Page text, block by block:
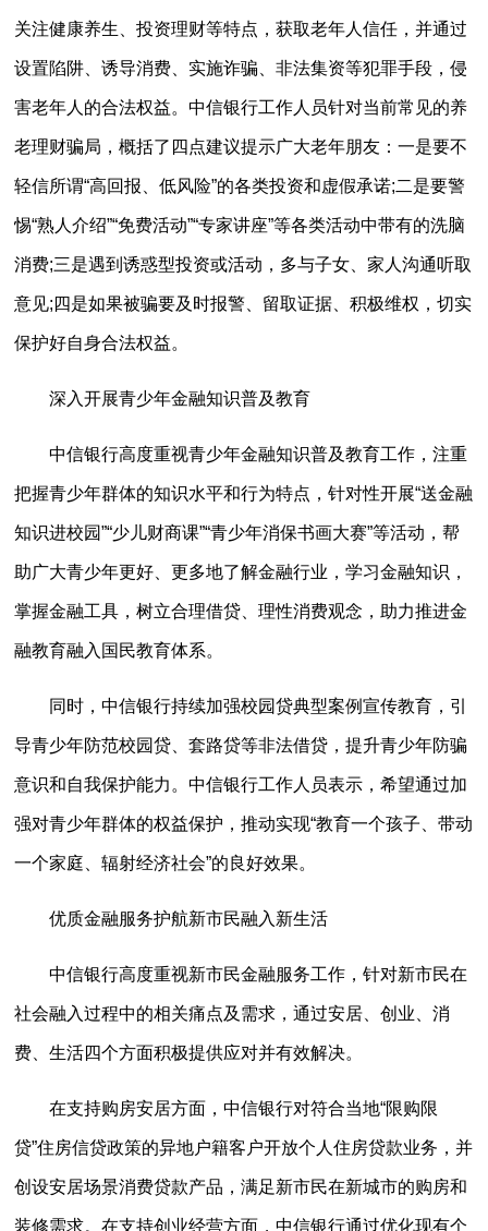
关注健康养生、投资理财等特点，获取老年人信任，并通过
设置陷阱、诱导消费、实施诈骗、非法集资等犯罪手段，侵
害老年人的合法权益。中信银行工作人员针对当前常见的养
老理财骗局，概括了四点建议提示广大老年朋友：一是要不
轻信所谓“高回报、低风险”的各类投资和虚假承诺;二是要警
惕“熟人介绍”“免费活动”“专家讲座”等各类活动中带有的洗脑
消费;三是遇到诱惑型投资或活动，多与子女、家人沟通听取
意见;四是如果被骗要及时报警、留取证据、积极维权，切实
保护好自身合法权益。
深入开展青少年金融知识普及教育
中信银行高度重视青少年金融知识普及教育工作，注重
把握青少年群体的知识水平和行为特点，针对性开展“送金融
知识进校园”“少儿财商课”“青少年消保书画大赛”等活动，帮
助广大青少年更好、更多地了解金融行业，学习金融知识，
掌握金融工具，树立合理借贷、理性消费观念，助力推进金
融教育融入国民教育体系。
同时，中信银行持续加强校园贷典型案例宣传教育，引
导青少年防范校园贷、套路贷等非法借贷，提升青少年防骗
意识和自我保护能力。中信银行工作人员表示，希望通过加
强对青少年群体的权益保护，推动实现“教育一个孩子、带动
一个家庭、辐射经济社会”的良好效果。
优质金融服务护航新市民融入新生活
中信银行高度重视新市民金融服务工作，针对新市民在
社会融入过程中的相关痛点及需求，通过安居、创业、消
费、生活四个方面积极提供应对并有效解决。
在支持购房安居方面，中信银行对符合当地“限购限
贷”住房信贷政策的异地户籍客户开放个人住房贷款业务，并
创设安居场景消费贷款产品，满足新市民在新城市的购房和
装修需求。在支持创业经营方面，中信银行通过优化现有个